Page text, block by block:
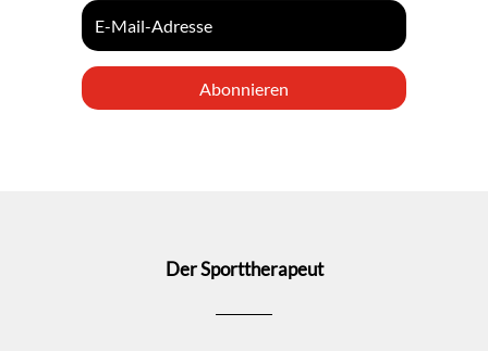
Abonnieren
Der Sporttherapeut